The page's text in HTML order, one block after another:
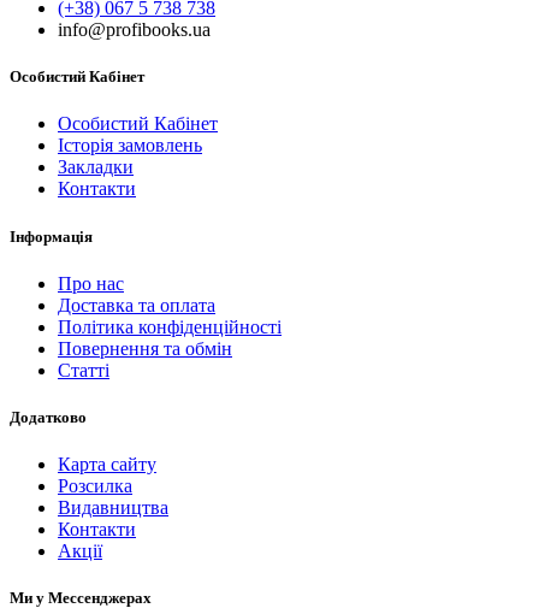
(+38) 067 5 738 738
info@profibooks.ua
Особистий Кабінет
Особистий Кабінет
Історія замовлень
Закладки
Контакти
Інформація
Про нас
Доставка та оплата
Політика конфіденційності
Повернення та обмін
Статті
Додатково
Карта сайту
Розсилка
Видавництва
Контакти
Акції
Ми у Мессенджерах